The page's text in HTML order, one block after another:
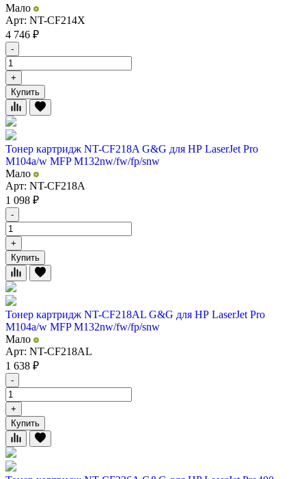
Мало
Арт: NT-CF214X
4 746 ₽
-
+
Купить
Тонер картридж NT-CF218A G&G для НР LaserJet Pro
M104a/w MFP M132nw/fw/fp/snw
Мало
Арт: NT-CF218A
1 098 ₽
-
+
Купить
Тонер картридж NT-CF218AL G&G для НР LaserJet Pro
M104a/w MFP M132nw/fw/fp/snw
Мало
Арт: NT-CF218AL
1 638 ₽
-
+
Купить